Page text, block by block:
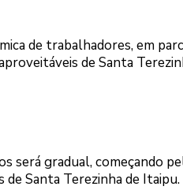
de trabalhadores, em
de Santa
será gradual, começando
de Santa Terezinha de Itaipu.